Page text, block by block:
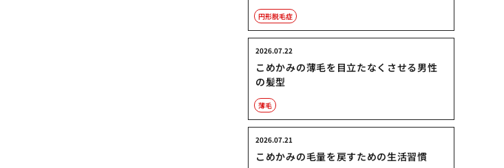
円形脱毛症
こめかみの薄毛を目立たなくさせる男性
の髪型
2026.07.22
薄毛
こめかみの毛量を戻すための生活習慣
2026.07.21